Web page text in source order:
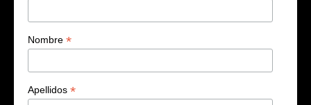
Nombre *
Apellidos *